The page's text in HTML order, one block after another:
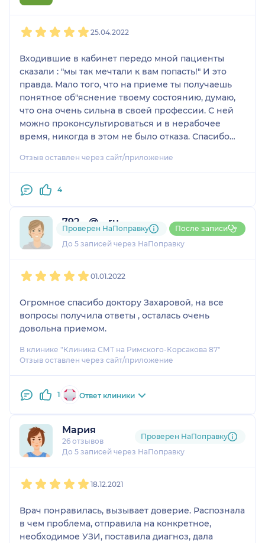
25.04.2022
Входившие в кабинет передо мной пациенты
сказали : "мы так мечтали к вам попасть!" И это
правда. Мало того, что на приеме ты получаешь
понятное об"яснение твоему состоянию, думаю,
что она очень сильна в своей профессии. С ней
можно проконсультироваться и в нерабочее
время, никогда в этом не было отказа. Спасибо
Хайбуллина
Отзыв оставлен через сайт/приложение
4
792....@....ru
1 отзыв
До 5 записей через НаПоправку
Проверен НаПоправку После записи
01.01.2022
Огромное спасибо доктору Захаровой, на все
вопросы получила ответы , осталась очень
довольна приемом.
В клинике "Клиника СМТ на Римского-Корсакова 87"
Отзыв оставлен через сайт/приложение
1 Ответ клиники
Мария
26 отзывов
До 5 записей через НаПоправку
Проверен НаПоправку
18.12.2021
Врач понравилась, вызывает доверие. Распознала
в чем проблема, отправила на конкретное,
необходимое УЗИ, поставила диагноз, дала